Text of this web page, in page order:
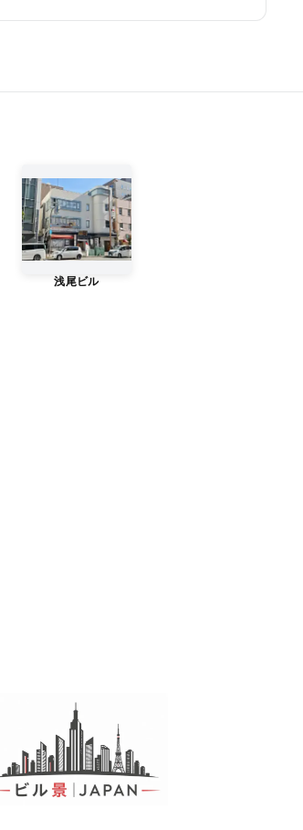
浅尾ビル